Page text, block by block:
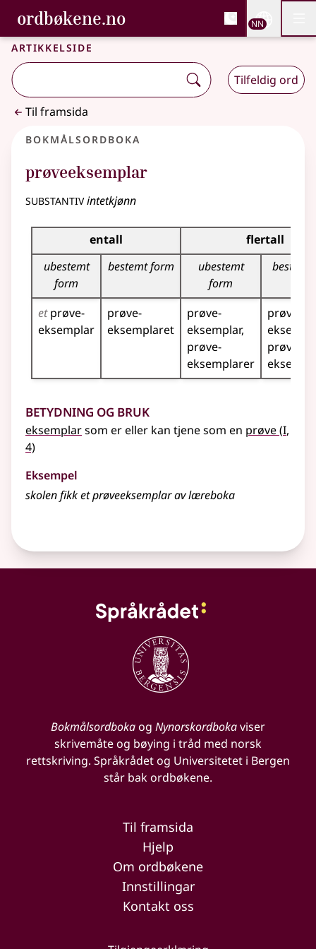
Gå til hovudinnhald
Tilgjenge
ordbøkene.no, Bokmålsordboka og
Bokmålsordboka og Nynorskordboka
NN
Artikkelside
Tilfeldig ord
Til framsida
Bokmålsordboka
prøveeksemplar
substantivintetkjønn
Bøyingstabell for dette substantivet
entall
flertall
ubestemt
form
bestemt form
ubestemt
form
bestemt
etprøve­
eksemplar
prøve­
eksemplaret
prøve­
eksemplar
prøve­
eksemplarer
prøve­
prøve­
Betydning og bruk
eksemplarsom ereller kan tjene som en prøve(1
I,
4)
Eksempel
skolen fikk et prøveeksemplar av læreboka
Bokmålsordbokaog Nynorskordbokaviser
skrivemåte og bøying i tråd med norsk
rettskriving. Språkrådet og Universitetet i Bergen
står bak ordbøkene.
Til framsida
Hjelp
Om ordbøkene
Innstillingar
Kontakt oss